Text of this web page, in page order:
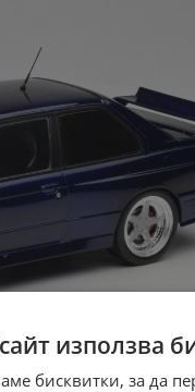
използва
бисквитки, за да